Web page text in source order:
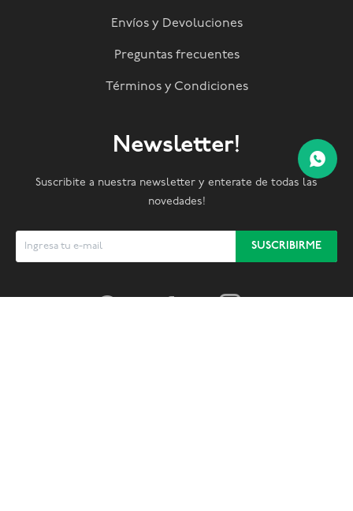
Envíos y Devoluciones
Preguntas frecuentes
Términos y Condiciones
Newsletter!
Suscribite a nuestra newsletter y enterate de todas las
novedades!
SUSCRIBIRME